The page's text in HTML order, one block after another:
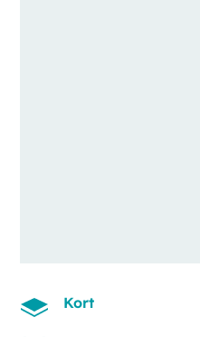
Kort